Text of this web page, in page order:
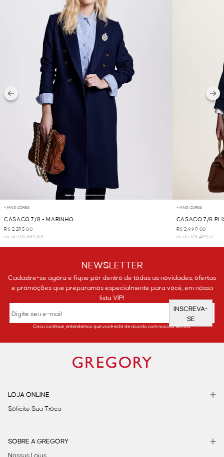
+ MAIS CORES
CASACO 7/8 - MARINHO
R$ 2.285,00
6x de R$ 380,83
+ MAIS CORES
CASACO 7/8
R$ 2.998,00
6x de R$ 499,67
NEWSLETTER
Cadastre-se agora e fique por dentro de todas as novidades, ofertas
e promoções que preparamos especialmente para você, em nossa
lista VIP!
INSCREVA-
SE
Caso continue, entendemos que você está de acordo com nossos termos.
LOJA ONLINE
Solicite Sua Troca
SOBRE A GREGORY